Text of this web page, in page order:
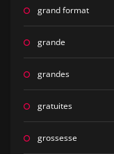
grand format
grande
grandes
gratuites
grossesse